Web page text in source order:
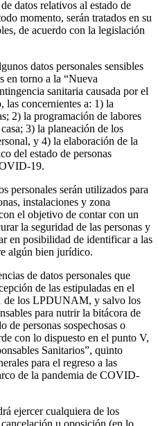
datos relativos al estado de
momento, serán tratados en su
de acuerdo con la legislación
datos personales sensibles
en torno a la “Nueva
sanitaria causada por el
concernientes a: 1) la
2) la programación de labores
3) la planeación de los
y 4) la elaboración de la
del estado de personas
19.
personales serán utilizados para
instalaciones y zona
el objetivo de contar con un
la seguridad de las personas y
en posibilidad de identificar a las
algún bien jurídico.
de datos personales que
de las estipuladas en el
de los LPDUNAM, y salvo los
para nutrir la bitácora de
de personas sospechosas o
con lo dispuesto en el punto V,
Sanitarios”, quinto
para el regreso a las
de la pandemia de COVID-
ejercer cualquiera de los